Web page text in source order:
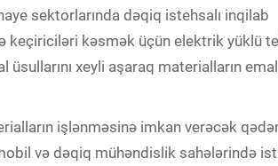
sektorlarında dəqiq istehsalı inqilab
kəsmək üçün elektrik yüklü tel
xeyli aşaraq materialların
işlənməsinə imkan verəcək
və dəqiq mühəndislik sahələrində